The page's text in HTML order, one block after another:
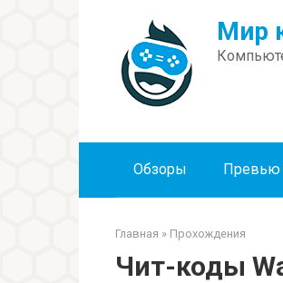
Мир
Обзоры Превью
Главная » Прохождения
Чит-коды